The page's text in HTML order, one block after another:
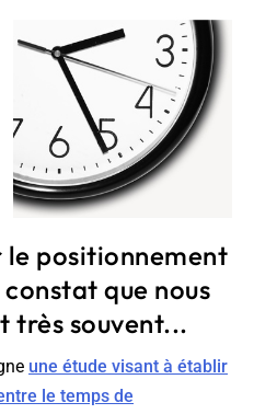
positionnement
constat que nous
très souvent...
une étude visant à établir
le temps de